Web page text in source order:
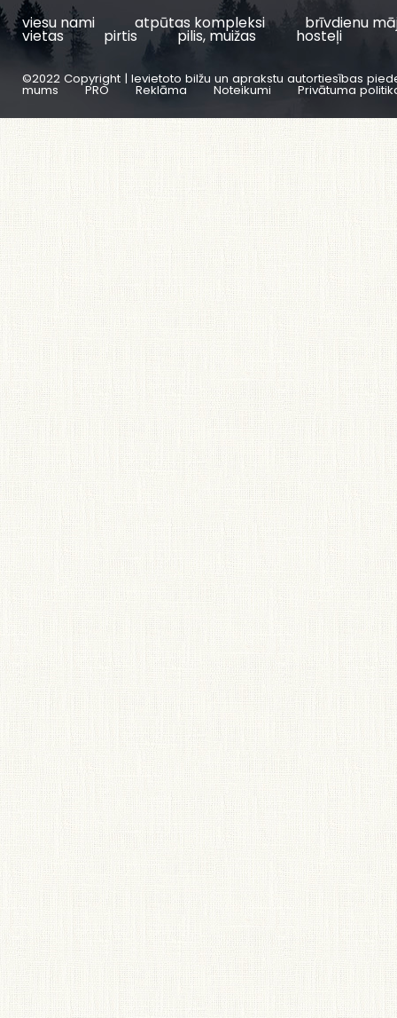
viesu nami atpūtas kompleksi brīvdienu
vietas pirtis pilis, muižas hosteļi
©2022 Copyright | Ievietoto bilžu un aprakstu autortiesības
mums PRO Reklāma Noteikumi Privātuma